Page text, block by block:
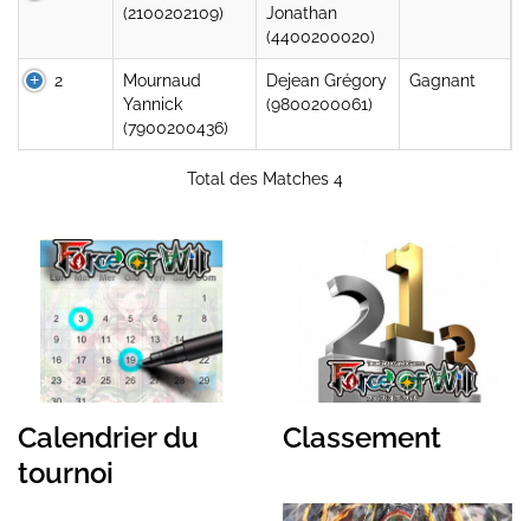
(2100202109)
Jonathan
(4400200020)
2
Mournaud
Yannick
(7900200436)
Dejean Grégory
(9800200061)
Gagnant
Total des Matches 4
Calendrier du
tournoi
Classement